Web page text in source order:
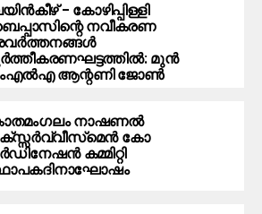
– കോഴിപ്പിള്ളി
നവീകരണ
മുന്‍
ആന്റണി ജോണ്‍
നാഷണല്‍
കോ
കമ്മിറ്റി